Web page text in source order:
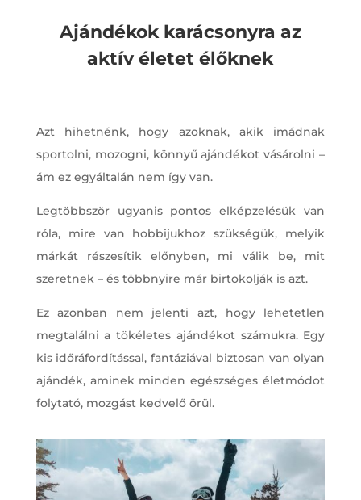
Ajándékok karácsonyra az
aktív életet élőknek
Azt hihetnénk, hogy azoknak, akik imádnak
sportolni, mozogni, könnyű ajándékot vásárolni –
ám ez egyáltalán nem így van.
Legtöbbször ugyanis pontos elképzelésük van
róla, mire van hobbijukhoz szükségük, melyik
márkát részesítik előnyben, mi válik be, mit
szeretnek – és többnyire már birtokolják is azt.
Ez azonban nem jelenti azt, hogy lehetetlen
megtalálni a tökéletes ajándékot számukra. Egy
kis időráfordítással, fantáziával biztosan van olyan
ajándék, aminek minden egészséges életmódot
folytató, mozgást kedvelő örül.